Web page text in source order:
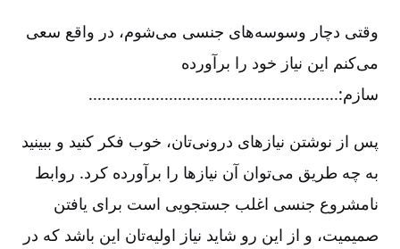
وقتی دچار وسوسه‌های جنسی می‌شوم، در واقع سعی
می‌کنم این نیاز خود را برآورده
سازم:........................................................
پس از نوشتن نیازهای درونی‌تان، خوب فکر کنید و ببینید
به چه طریق می‌توان آن نیازها را برآورده کرد. روابط
نامشروع جنسی اغلب جستجویی است برای یافتن
صمیمیت، و از این رو شاید نیاز اولیه‌تان این باشد که در